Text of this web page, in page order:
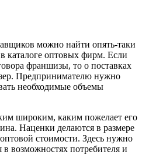
можно найти опять-таки
каталоге оптовых фирм. Если
франшизы, то о поставках
Предпринимателю нужно
необходимые объемы
широким, каким пожелает его
Наценки делаются в размере
стоимости. Здесь нужно
в возможностях потребителя и